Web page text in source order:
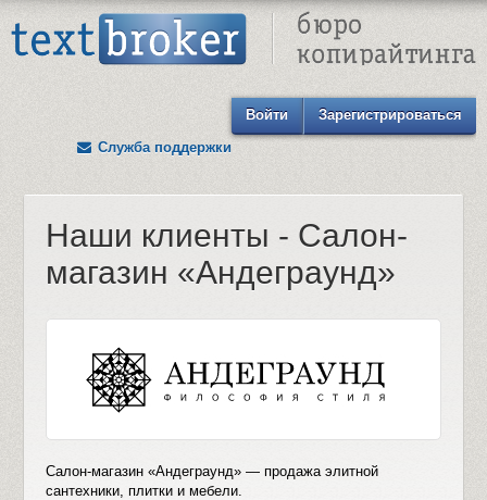
Войти
Зарегистрироваться
Служба поддержки
Наши клиенты - Салон-
магазин «Андеграунд»
Салон-магазин «Андеграунд» — продажа элитной
сантехники, плитки и мебели.